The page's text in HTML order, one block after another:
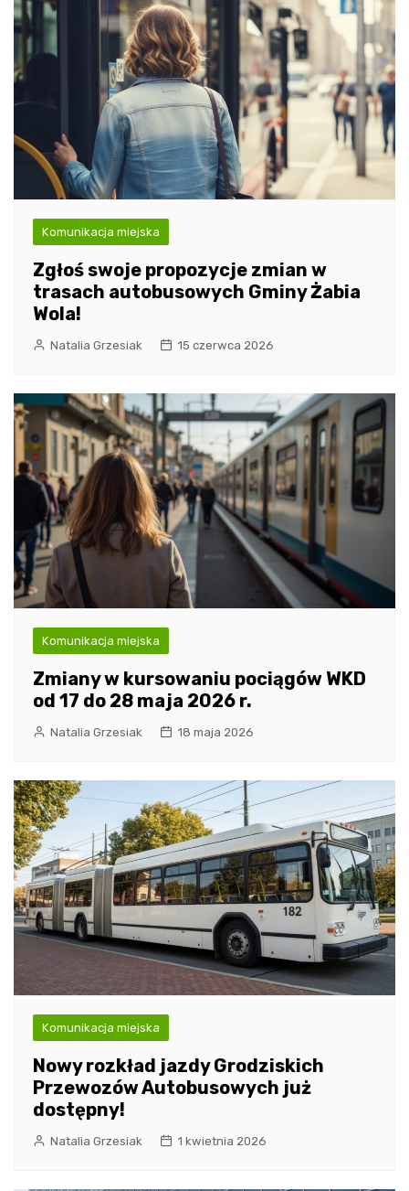
Komunikacja miejska
Zgłoś swoje propozycje zmian w
trasach autobusowych Gminy Żabia
Wola!
Natalia Grzesiak 15 czerwca 2026
Komunikacja miejska
Zmiany w kursowaniu pociągów WKD
od 17 do 28 maja 2026 r.
Natalia Grzesiak 18 maja 2026
Komunikacja miejska
Nowy rozkład jazdy Grodziskich
Przewozów Autobusowych już
dostępny!
Natalia Grzesiak 1 kwietnia 2026